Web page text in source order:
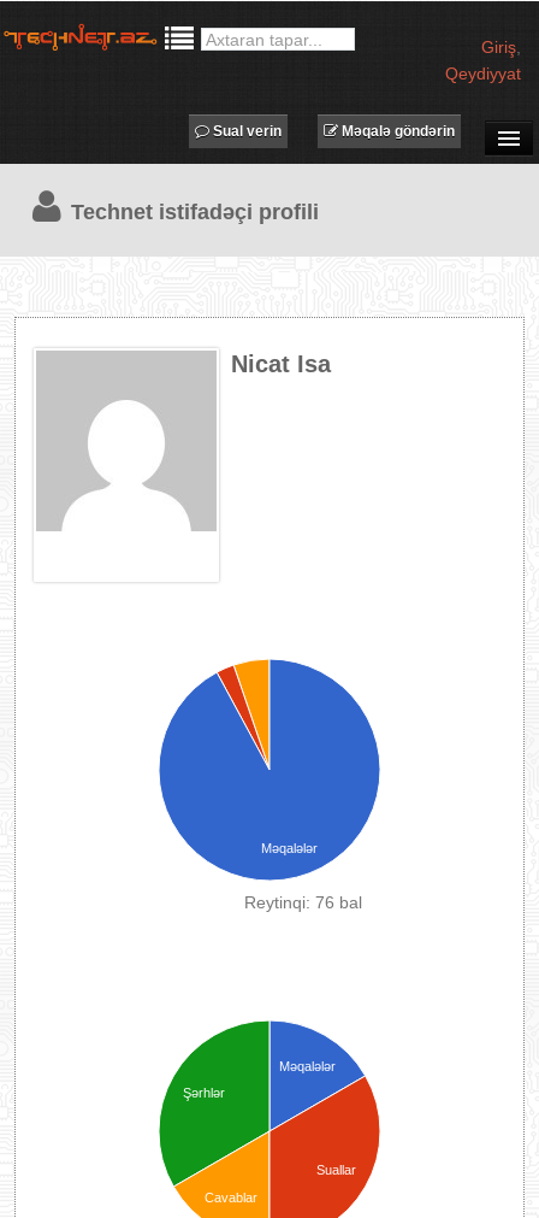
Giriş
Qeydiyyat
TECHNET TV
MƏQALƏLƏR
PROQRAMLAR
Məqalə göndərin
Sual verin
Technet istifadəçi profili
Nicat Isa
Məqalələr
Reytinqi: 76 bal
Məqalələr
Şərhlər
Cavablar
Suallar